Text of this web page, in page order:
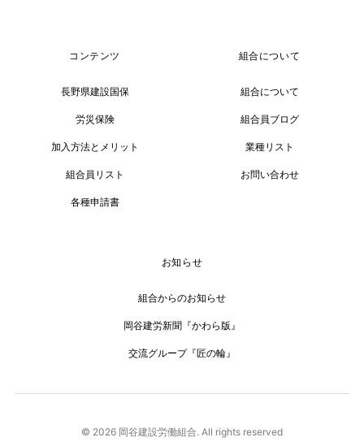
コンテンツ
長野県建設国保
労災保険
加入方法とメリット
組合員リスト
各種申請書
組合について
組合について
組合員ブログ
業種リスト
お問い合わせ
お知らせ
組合からのお知らせ
岡谷建労新聞『かわら版』
交流グループ『匠の輪』
© 2026 岡谷建設労働組合. All rights reserved